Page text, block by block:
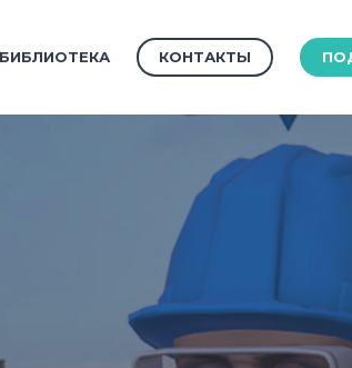
БИБЛИОТЕКА КОНТАКТЫ